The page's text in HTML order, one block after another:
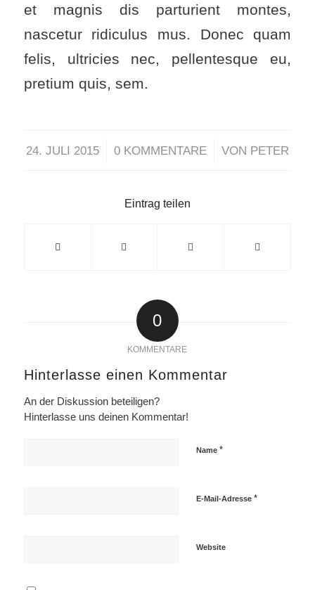
et magnis dis parturient montes,
nascetur ridiculus mus. Donec quam
felis, ultricies nec, pellentesque eu,
pretium quis, sem.
24. JULI 2015
/ 0 KOMMENTARE
/ VON PETER
Eintrag teilen
0
KOMMENTARE
Hinterlasse einen Kommentar
An der Diskussion beteiligen?
Hinterlasse uns deinen Kommentar!
Name *
E-Mail-Adresse *
Website